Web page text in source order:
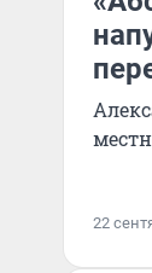
22